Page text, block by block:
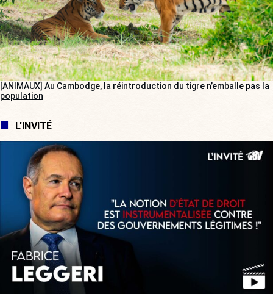
[ANIMAUX] Au Cambodge, la réintroduction du tigre n’emballe pas la
population
L'INVITÉ